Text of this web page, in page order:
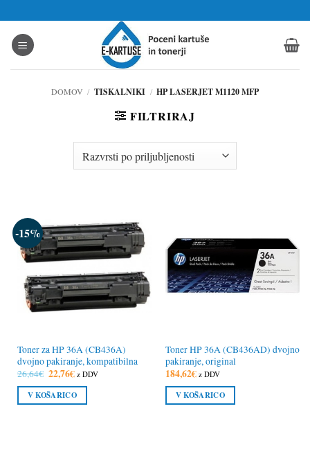
na
vsebino
DOMOV / TISKALNIKI / HP LASERJET M1120 MFP
FILTRIRAJ
-15%
Toner za HP 36A (CB436A)
dvojno pakiranje, kompatibilna
26,64€ Izvirna
cena
je
bila:
26,64€.
22,76€Trenutna
cena
je:
22,76€.
z DDV
V KOŠARICO
Toner HP 36A (CB436AD) dvojno
pakiranje, original
184,62€ z DDV
V KOŠARICO